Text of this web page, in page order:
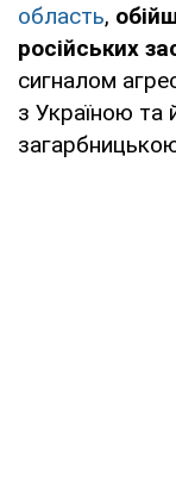
область,
російських
сигналом
з Україною та